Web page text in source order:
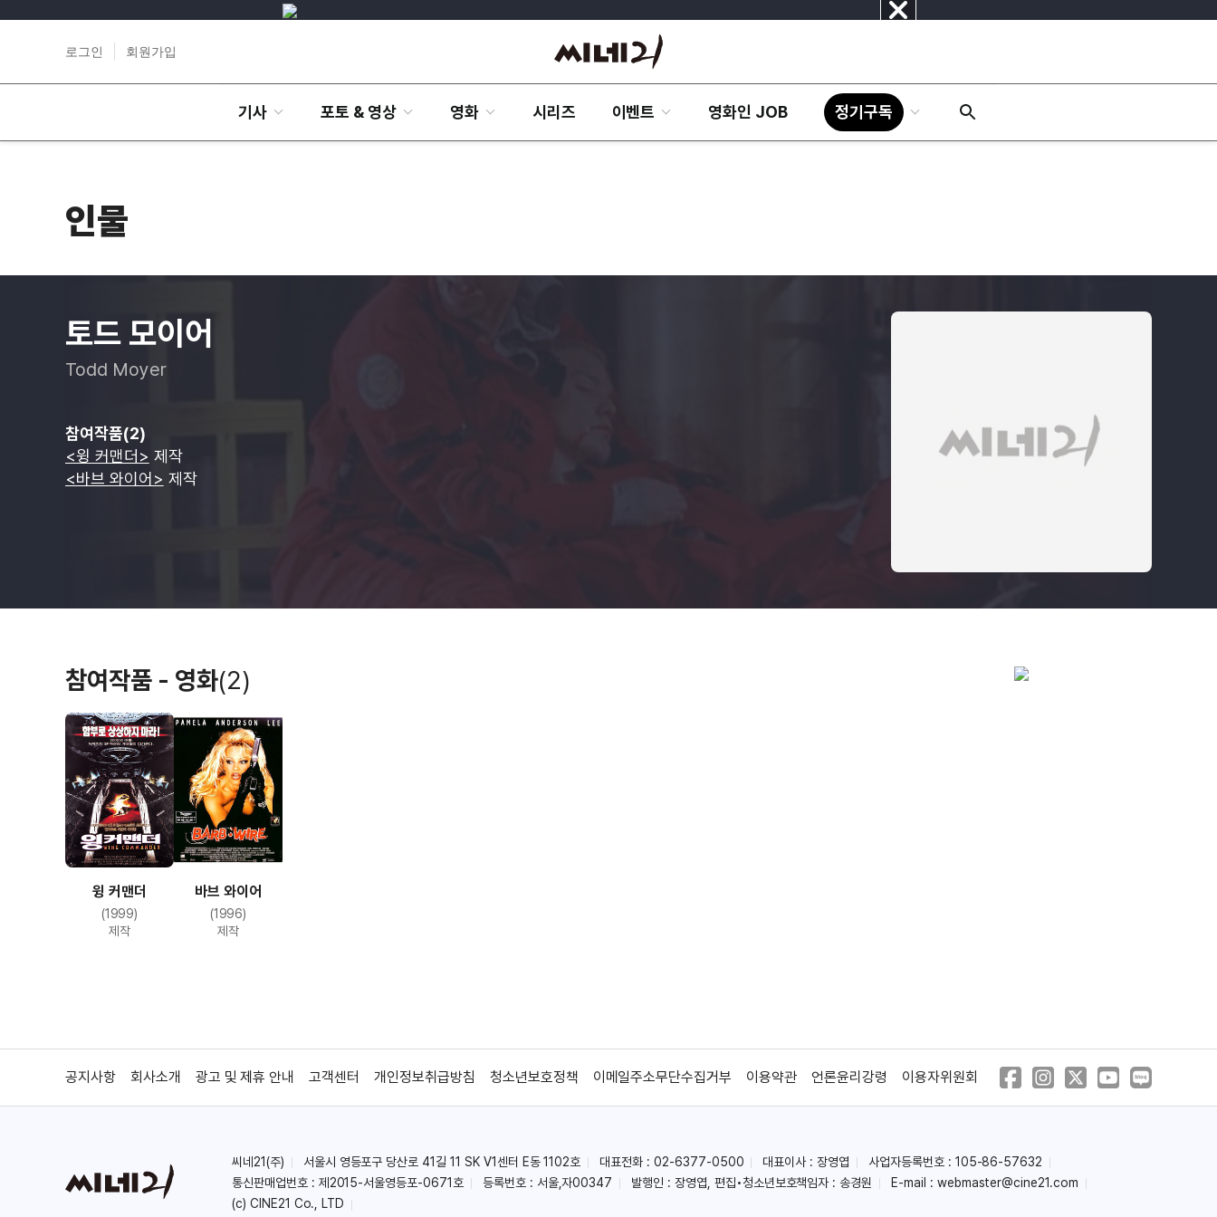
닫
로그인 회원가입
기사 포토 & 영상 영화 시리즈 이벤트 영화인 JOB 정기구독
인물
토드 모이어
Todd Moyer
참여작품(2)
<윙 커맨더> 제작
<바브 와이어> 제작
참여작품 - 영화(2)
윙 커맨더
(1999)
제작
바브 와이어
(1996)
제작
공지사항 회사소개 광고 및 제휴 안내 고객센터 개인정보취급방침 청소년보호정책 이메일주소무단수집거부 이용약관 언론윤리강령 이용자위원회
씨네21(주) 서울시 영등포구 당산로 41길 11 SK V1센터 E동 1102호 대표전화 : 02-6377-0500 대표이사 : 장영엽
사업자등록번호 : 105-86-57632
통신판매업번호 : 제2015-서울영등포-0671호
등록번호 : 서울,자00347 발행인 : 장영엽, 편집•청소년보호책임자 : 송경원 E-mail : webmaster@cine21.com
(c) CINE21 Co., LTD